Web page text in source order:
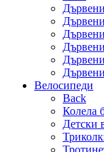
Велосипеди
Back
Колела
Детски